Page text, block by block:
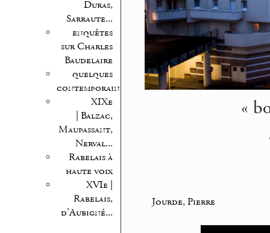
Duras,
Sarraute...
enquêtes
sur Charles
Baudelaire
quelques
contemporains
XIXe
| Balzac,
Maupassant,
Nerval...
Rabelais à
haute voix
XVIe |
Rabelais,
d’Aubigné...
«
Jourde, Pierre